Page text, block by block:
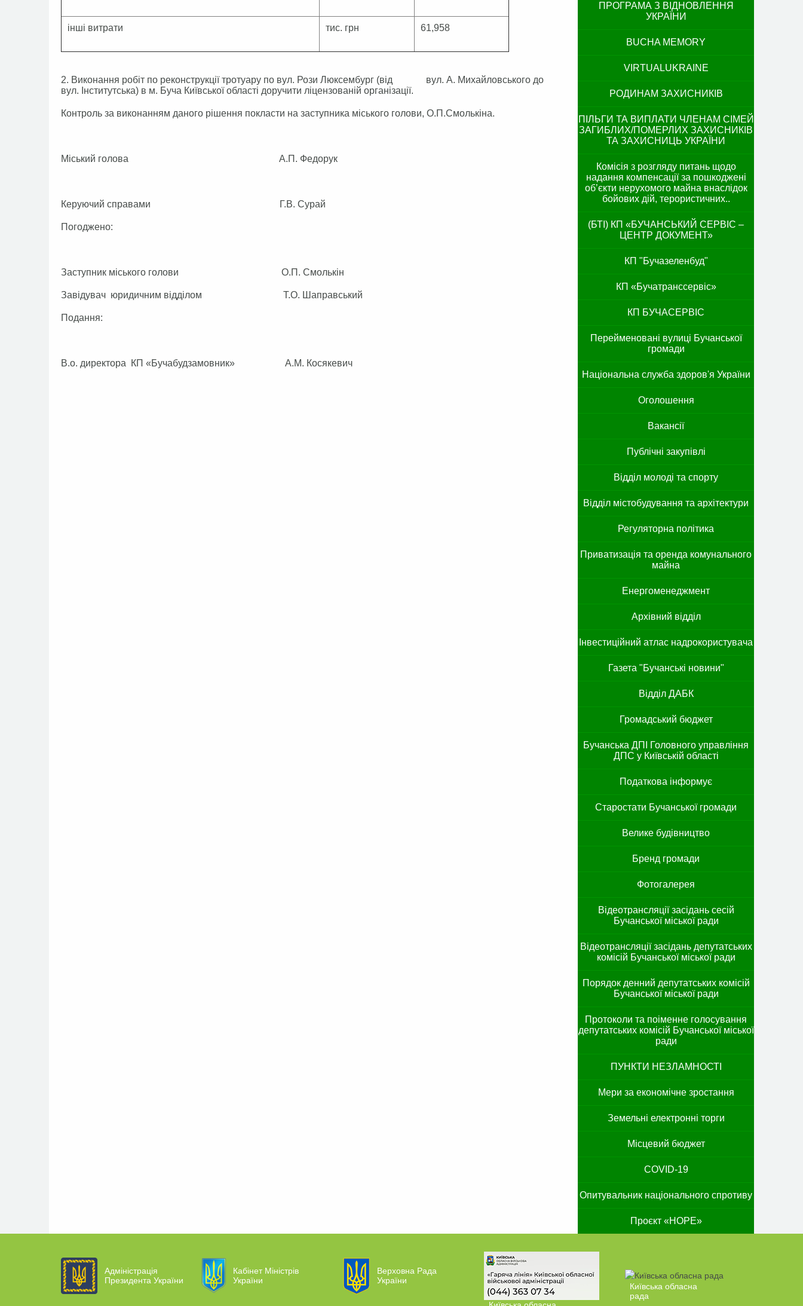
інші витрати тис. грн 61,958
2. Виконання робіт по реконструкції тротуару по вул. Рози Люксембург (від вул. А. Михайловського до
вул. Інститутська) в м. Буча Київської області доручити ліцензованій організації.
Контроль за виконанням даного рішення покласти на заступника міського голови, О.П.Смолькіна.
Міський голова А.П. Федорук
Керуючий справами Г.В. Сурай
Погоджено:
Заступник міського голови О.П. Смолькін
Завідувач юридичним відділом Т.О. Шаправський
Подання:
В.о. директора КП «Бучабудзамовник» А.М. Косякевич
ПРОГРАМА З ВІДНОВЛЕННЯ
УКРАЇНИ
BUCHA MEMORY
VIRTUALUKRAINE
РОДИНАМ ЗАХИСНИКІВ
ПІЛЬГИ ТА ВИПЛАТИ ЧЛЕНАМ СІМЕЙ
ЗАГИБЛИХ/ПОМЕРЛИХ ЗАХИСНИКІВ
ТА ЗАХИСНИЦЬ УКРАЇНИ
Комісія з розгляду питань щодо
надання компенсації за пошкоджені
об’єкти нерухомого майна внаслідок
бойових дій, терористичних..
(БТІ) КП «БУЧАНСЬКИЙ СЕРВІС –
ЦЕНТР ДОКУМЕНТ»
КП "Бучазеленбуд"
КП «Бучатранссервіс»
КП БУЧАСЕРВІС
Перейменовані вулиці Бучанської
громади
Національна служба здоров'я України
Оголошення
Вакансії
Публічні закупівлі
Відділ молоді та спорту
Відділ містобудування та архітектури
Регуляторна політика
Приватизація та оренда комунального
майна
Енергоменеджмент
Архівний відділ
Інвестиційний атлас надрокористувача
Газета "Бучанські новини"
Відділ ДАБК
Громадський бюджет
Бучанська ДПІ Головного управління
ДПС у Київській області
Податкова інформує
Старостати Бучанської громади
Велике будівництво
Бренд громади
Фотогалерея
Відеотрансляції засідань сесій
Бучанської міської ради
Відеотрансляції засідань депутатських
комісій Бучанської міської ради
Порядок денний депутатських комісій
Бучанської міської ради
Протоколи та поіменне голосування
депутатських комісій Бучанської міської
ради
ПУНКТИ НЕЗЛАМНОСТІ
Мери за економічне зростання
Земельні електронні торги
Місцевий бюджет
COVID-19
Опитувальник національного спротиву
Проєкт «HOPE»
Адміністрація
Президента України
Кабінет Міністрів
України
Верховна Рада
України
Київська обласна
рада